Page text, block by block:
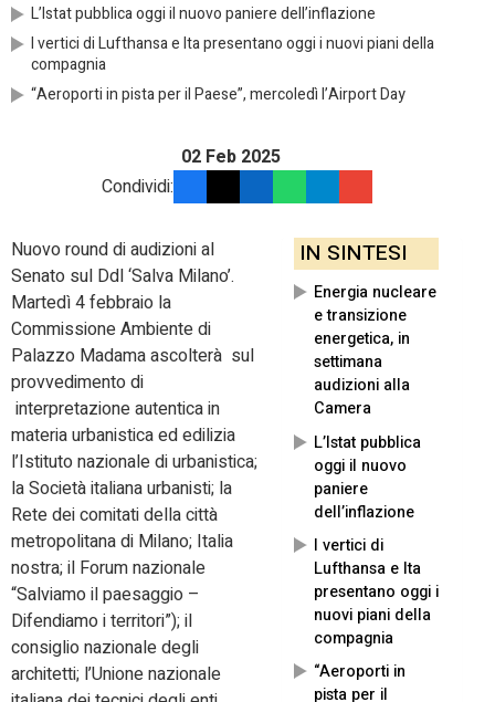
L’Istat pubblica oggi il nuovo paniere dell’inflazione
I vertici di Lufthansa e Ita presentano oggi i nuovi piani della
compagnia
“Aeroporti in pista per il Paese”, mercoledì l’Airport Day
02 Feb 2025
Condividi:
IN SINTESI
Energia nucleare
e transizione
energetica, in
settimana
audizioni alla
Camera
L’Istat pubblica
oggi il nuovo
paniere
dell’inflazione
I vertici di
Lufthansa e Ita
presentano oggi i
nuovi piani della
compagnia
“Aeroporti in
pista per il
Nuovo round di audizioni al
Senato sul Ddl ‘Salva Milano’.
Martedì 4 febbraio la
Commissione Ambiente di
Palazzo Madama ascolterà sul
provvedimento di
interpretazione autentica in
materia urbanistica ed edilizia
l’Istituto nazionale di urbanistica;
la Società italiana urbanisti; la
Rete dei comitati della città
metropolitana di Milano; Italia
nostra; il Forum nazionale
“Salviamo il paesaggio –
Difendiamo i territori”); il
consiglio nazionale degli
architetti; l’Unione nazionale